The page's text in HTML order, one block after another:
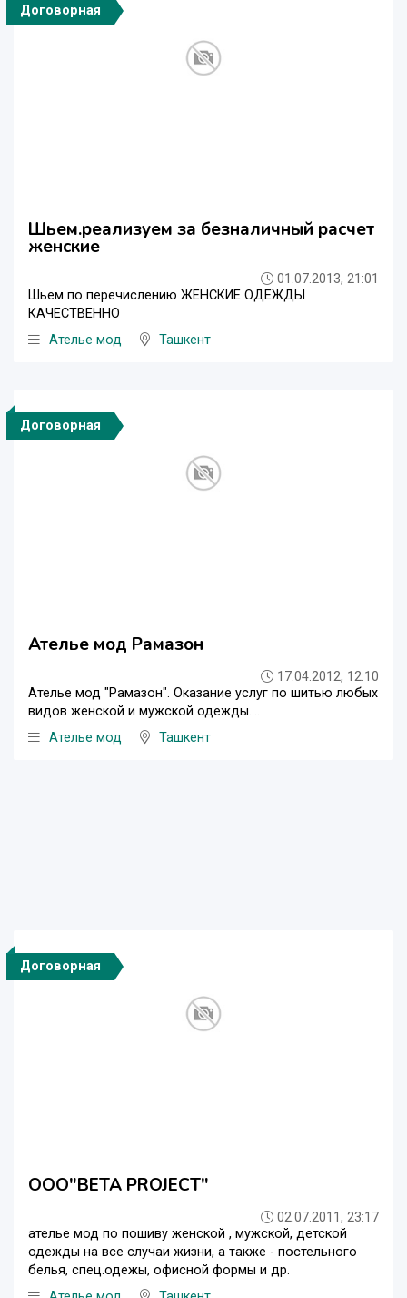
Договорная
Шьем.реализуем за безналичный расчет
женские
01.07.2013, 21:01
Шьем по перечислению ЖЕНСКИЕ ОДЕЖДЫ
КАЧЕСТВЕННО
Ателье мод
Ташкент
Договорная
Ателье мод Рамазон
17.04.2012, 12:10
Ателье мод "Рамазон". Оказание услуг по шитью любых
видов женской и мужской одежды....
Ателье мод
Ташкент
Договорная
ООО"BETA PROJECT"
02.07.2011, 23:17
ателье мод по пошиву женской , мужской, детской
одежды на все случаи жизни, а также - постельного
белья, спец.одежы, офисной формы и др.